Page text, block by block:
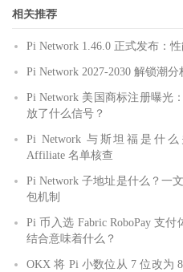
相关推荐
Pi Network 1.46.0 正式发布：
Pi Network 2027-2030 解锁潮
Pi Network 美国商标注册曝光
放了什么信号？
Pi Network 与斯坦福是什么
Affiliate 名单核查
Pi Network 子地址是什么？一
包机制
Pi 币入选 Fabric RoboPay 支
结合意味着什么？
OKX 将 Pi 小数位从 7 位改为